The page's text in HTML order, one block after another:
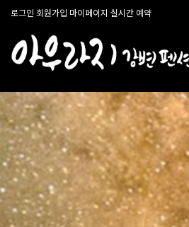
로그인 회원가입 마이페이지 실시간 예약